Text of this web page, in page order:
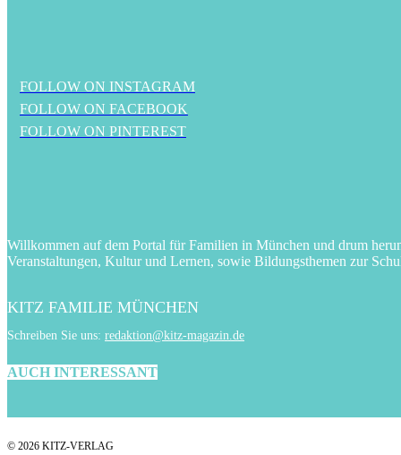
FOLLOW ON INSTAGRAM
FOLLOW ON FACEBOOK
FOLLOW ON PINTEREST
Willkommen auf dem Portal für Familien in München und drum
Veranstaltungen, Kultur und Lernen, sowie Bildungsthemen zur
KITZ FAMILIE MÜNCHEN
Schreiben Sie uns: redaktion@kitz-magazin.de
AUCH INTERESSANT
© 2026 KITZ-VERLAG